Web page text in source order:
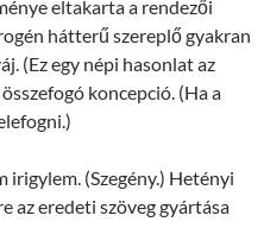
eltakarta a rendezői
hátterű szereplő gyakran
(Ez egy népi hasonlat az
koncepció. (Ha a
(Szegény.) Hetényi
az eredeti szöveg gyártása